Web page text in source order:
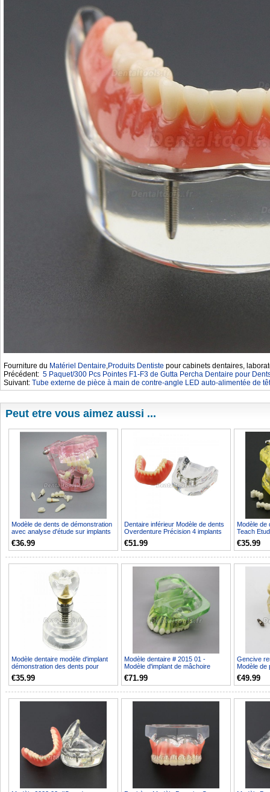
Fourniture du Matériel Dentaire,Produits Dentiste pour cabinets dentaires,
Précédent: 5 Paquet/300 Pcs Pointes F1-F3 de Gutta Percha Dentaire pour
Suivant: Tube externe de pièce à main de contre-angle LED auto-alimentée de
Peut etre vous aimez aussi ...
Modèle de dents de démonstration
avec analyse d'étude sur implants
dentaires ave...
€36.99
Dentaire inférieur Modèle de dents
Overdenture Précision 4 implants
Manifestatio...
€51.99
Modèle de
Teach
€35.99
Modèle dentaire modèle d'implant
démonstration des dents pour
éducation enseigne...
€35.99
Modèle dentaire # 2015 01 -
Modèle d'implant de mâchoire
supérieure avec sinus
€71.99
Gencive
Modèle de
complet
€49.99